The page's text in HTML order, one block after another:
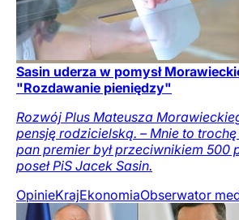
Sasin uderza w pomysł
"Rozdawanie pieniędzy"
Rozwój Plus Mateusza
pensję rodzicielską. – Mnie to
pan premier był przeciwnikiem 500
poseł PiS Jacek Sasin.
OpinieKrajEkonomiaObserwator